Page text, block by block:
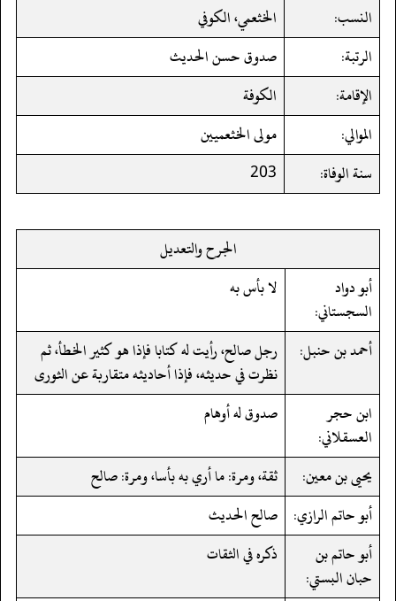
النسب:
الخثعمي، الكوفي
الرتبة:
صدوق حسن الحديث
الإقامة:
الكوفة
الموالي:
مولى الخثعميين
سنة الوفاة:
203
الجرح والتعديل
أبو دواد
السجستاني:
لا بأس به
أحمد بن حنبل:
رجل صالح، رأيت له كتابا فإذا هو كثير الخطأ، ثم
نظرت في حديثه، فإذا أحاديثه متقاربة عن الثورى
ابن حجر
العسقلاني:
صدوق له أوهام
يحيى بن معين:
ثقة، ومرة: ما أري به بأسا، ومرة: صالح
أبو حاتم الرازي: صالح الحديث
أبو حاتم بن
حبان البستي:
ذكره في الثقات